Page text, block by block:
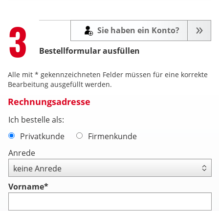
Step
3 Bestellformular ausfüllen
Sie haben ein Konto?
Alle mit * gekennzeichneten Felder müssen für eine korrekte
Bearbeitung ausgefüllt werden.
Rechnungsadresse
Ich bestelle als:
Privatkunde
Firmenkunde
Anrede
Vorname*